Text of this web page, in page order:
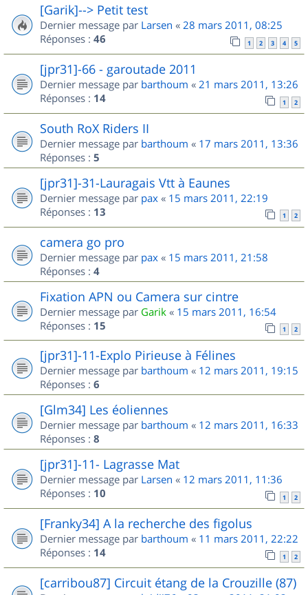
[Garik]--> Petit test
Dernier message par Larsen « 28 mars 2011, 08:25
Réponses : 46 1 2 3 4 5
[jpr31]-66 - garoutade 2011
Dernier message par barthoum « 21 mars 2011, 13:26
Réponses : 14 1 2
South RoX Riders II
Dernier message par barthoum « 17 mars 2011, 13:36
Réponses : 5
[jpr31]-31-Lauragais Vtt à Eaunes
Dernier message par pax « 15 mars 2011, 22:19
Réponses : 13 1 2
camera go pro
Dernier message par pax « 15 mars 2011, 21:58
Réponses : 4
Fixation APN ou Camera sur cintre
Dernier message par Garik « 15 mars 2011, 16:54
Réponses : 15 1 2
[jpr31]-11-Explo Pirieuse à Félines
Dernier message par barthoum « 12 mars 2011, 19:15
Réponses : 6
[Glm34] Les éoliennes
Dernier message par barthoum « 12 mars 2011, 16:33
Réponses : 8
[jpr31]-11- Lagrasse Mat
Dernier message par Larsen « 12 mars 2011, 11:36
Réponses : 10 1 2
[Franky34] A la recherche des figolus
Dernier message par barthoum « 11 mars 2011, 22:22
Réponses : 14 1 2
[carribou87] Circuit étang de la Crouzille (87)